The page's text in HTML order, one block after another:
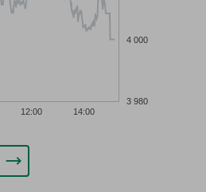
12:00 14:00
3 980
4 000